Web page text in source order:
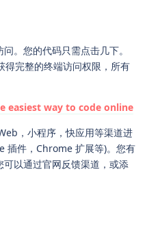
。您的代码只需点击几下。
得完整的终端访问权限，所有
easiest way to code online
，小程序，快应用等渠道进
插件，Chrome 扩展等)。您有
以通过官网反馈渠道，或添